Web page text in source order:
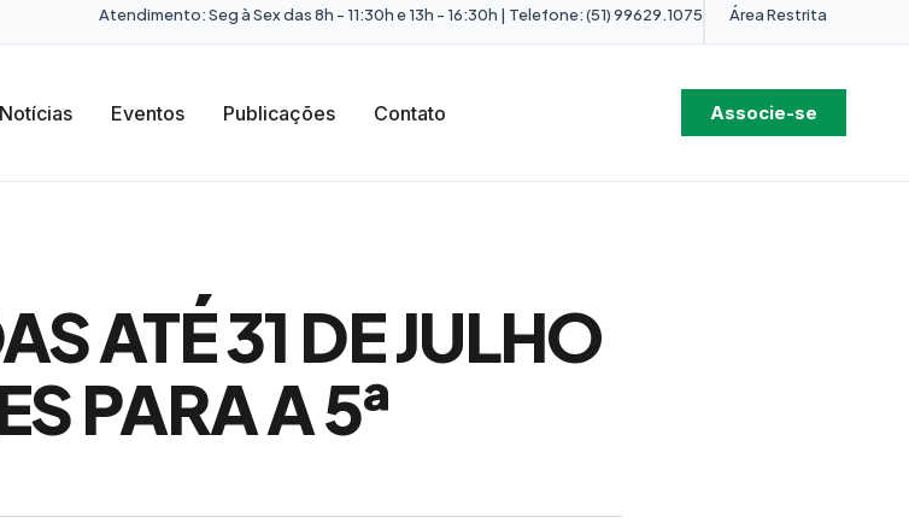
Atendimento: Seg à Sex das 8h - 11:30h e 13h - 16:30h | Telefone: (51) 99629.1075 Área Restrita
Notícias Eventos Publicações Contato Associe-se
ATÉ 31 DE JULHO
PARA A 5ª